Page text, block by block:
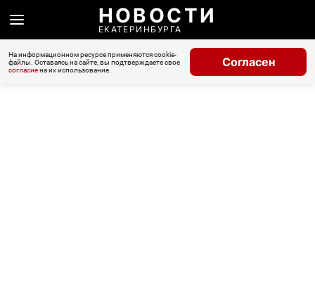
НОВОСТИ
ЕКАТЕРИНБУРГА
На информационном ресурсе применяются cookie-
файлы. Оставаясь на сайте, вы подтверждаете свое
согласиена их использование.
Согласен